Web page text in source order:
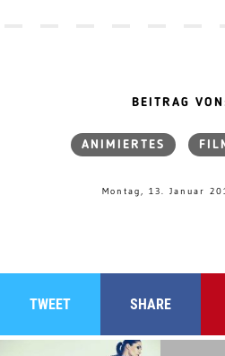
BEITRAG
ANIMIERTES
Montag, 13. Januar
TWEET SHARE